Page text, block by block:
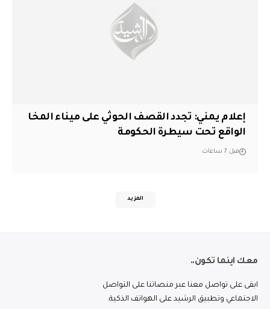
إعلام يمني: تجدد القصف الحوثي على ميناء المخا
الواقع تحت سيطرة الحكومة
قبل 7 ساعات
المزيد
معك اينما تكون..
ابقى على تواصل معنا عبر منصاتنا على التواصل
الاجتماعي وتطبيق الرشيد على الهواتف الذكية.